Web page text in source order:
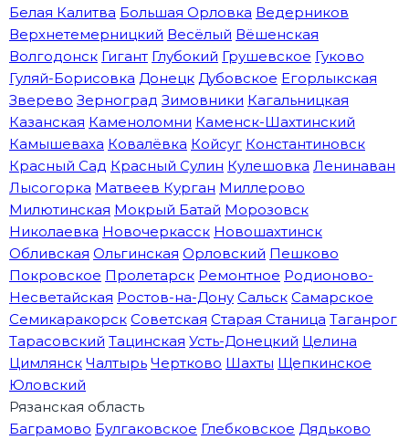
Белая Калитва Большая Орловка Ведерников
Верхнетемерницкий Весёлый Вёшенская
Волгодонск Гигант Глубокий Грушевское Гуково
Гуляй-Борисовка Донецк Дубовское Егорлыкская
Зверево Зерноград Зимовники Кагальницкая
Казанская Каменоломни Каменск-Шахтинский
Камышеваха Ковалёвка Койсуг Константиновск
Красный Сад Красный Сулин Кулешовка Ленинаван
Лысогорка Матвеев Курган Миллерово
Милютинская Мокрый Батай Морозовск
Николаевка Новочеркасск Новошахтинск
Обливская Ольгинская Орловский Пешково
Покровское Пролетарск Ремонтное Родионово-
Несветайская Ростов-на-Дону Сальск Самарское
Семикаракорск Советская Старая Станица Таганрог
Тарасовский Тацинская Усть-Донецкий Целина
Цимлянск Чалтырь Чертково Шахты Щепкинское
Юловский
Рязанская область
Баграмово Булгаковское Глебковское Дядьково